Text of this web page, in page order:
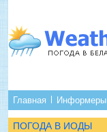
Главная Информеры
ПОГОДА В ИОДЫ